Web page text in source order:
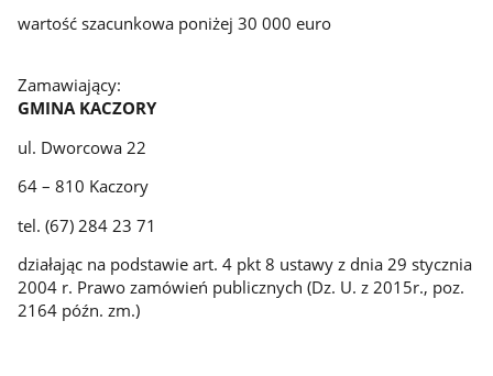
wartość szacunkowa poniżej 30 000 euro
Zamawiający:
GMINA KACZORY
ul. Dworcowa 22
64 – 810 Kaczory
tel. (67) 284 23 71
działając na podstawie art. 4 pkt 8 ustawy z dnia 29 stycznia
2004 r. Prawo zamówień publicznych (Dz. U. z 2015r., poz.
2164 późn. zm.)